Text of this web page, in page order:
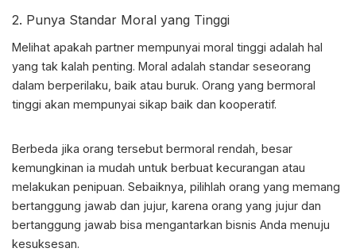
2. Punya Standar Moral yang Tinggi
Melihat apakah partner mempunyai moral tinggi adalah hal
yang tak kalah penting. Moral adalah standar seseorang
dalam berperilaku, baik atau buruk. Orang yang bermoral
tinggi akan mempunyai sikap baik dan kooperatif.
Berbeda jika orang tersebut bermoral rendah, besar
kemungkinan ia mudah untuk berbuat kecurangan atau
melakukan penipuan. Sebaiknya, pilihlah orang yang memang
bertanggung jawab dan jujur, karena orang yang jujur dan
bertanggung jawab bisa mengantarkan bisnis Anda menuju
kesuksesan.